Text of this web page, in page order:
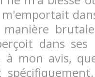
dans ses
à mon avis,